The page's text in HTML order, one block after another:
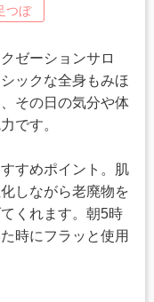
つぼ
ゼーションサロ
ックな全身もみほ
その日の気分や体
です。
すめポイント。肌
しながら老廃物を
くれます。朝5時
時にフラッと使用